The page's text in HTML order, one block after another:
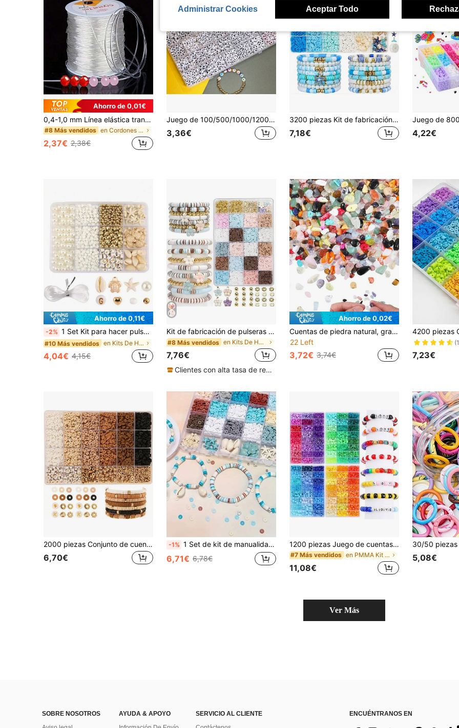
Ahorro de 0,01€
0,4-1,0 mm Línea elástica transparente, adecuada para manualidades de cuentas DIY, joyería, artesanía - ideal para hacer pulseras, collares, cuentas de arcilla, cuentas de cristal, etc. - Suave
#8 Más vendidos en Cordones e hilos para abalorios
2,37€ 2,38€
Juego de 100/500/1000/1200 piezas de cuentas de letras acrílicas - Kit DIY de joyería para pulseras de amistad - 28 estilos, colores ricos, versátil, fácil de usar
3,36€
3200 piezas Kit de fabricación de joyas Ocean Breeze - Usa piedras naturales y cuentas de arcilla polimérica para hacer pulseras de la con temática de verano, combinadas con decoraciones de arcilla suave - Materiales DIY con estilo de vacaciones, adecuados para mujeres
7,18€ 4,22€
Ahorro de 0,11€
-2% 1 Set Kit para hacer pulseras con estilo de playa, incluye conchas, tortugas, letras, cuentas con forma de corazón y otras cuentas decorativas, suministros de manualidades y joyería DIY, adecuado para mujeres
#10 Más vendidos en Kits De Hacer Pulseras .
4,04€ 4,15€
Kit de fabricación de pulseras estilo bohemio: talla grande de 2200 cuentas de arcilla con decoración de flores y doradas. Juego de manualidades de joyería de multicolor rosa y azul, adecuado para mujeres
#8 Más vendidos en Kits De Hacer Pulseras .
7,76€
Clientes con alta tasa de repetición
Ahorro de 0,02€
Cuentas de piedra natural, grava de cristal asimétrica de color mixto para hacer joyas, pulseras DIY, collares, dijes artesanales, adecuado para regalar
22 Left
3,72€ 3,74€ 7,23€
2000 piezas Conjunto de cuentas de arcilla polimérica estilo bohemio, 24 diseños con cuentas espaciadoras con letras, adecuado para hacer pulseras y joyas DIY - Conjunto de artesanía de moda, estilo bohemio, kit de fabricación de joyas
6,70€
-1% 1 Set de kit de manualidades de pulsera con cuentas de temática oceánica, suministros para hacer pulseras de la amistad de vacaciones de verano que incluye cuentas de arcilla, artesanía de joyería DIY, regalo para vacaciones
6,71€ 6,78€
1200 piezas Juego de cuentas de caballo multicolor vívido de 9x6mm - Ideal para hacer joyas DIY, trenzar, collares, aretes y decoraciones - Cuentas de plástico a granel con agujeros, adecuadas para suministros de pequeños negocios y trabajos creativos
#7 Más vendidos en PMMA Kit De Fabricación De Joyas
11,08€
5,08€
Ver Más
SOBRE NOSOTROS
AYUDA & APOYO
SERVICIO AL CLIENTE
ENCUÉNTRANOS EN
Administrar Cookies Aceptar Todo